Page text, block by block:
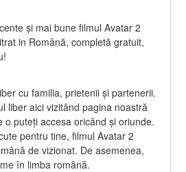
și mai bune filmul Avatar 2
in Română, completă gratuit,
cu familia, prietenii și partenerii.
liber aici vizitând pagina noastră
o puteți accesa oricând și oriunde.
pentru tine, filmul Avatar 2
de vizionat. De asemenea,
în limba română.